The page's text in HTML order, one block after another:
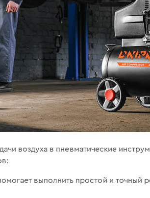
воздуха в пневматические
выполнить простой и точный